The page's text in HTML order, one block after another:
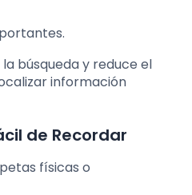
búsqueda y reduce el
información
de Recordar
físicas o